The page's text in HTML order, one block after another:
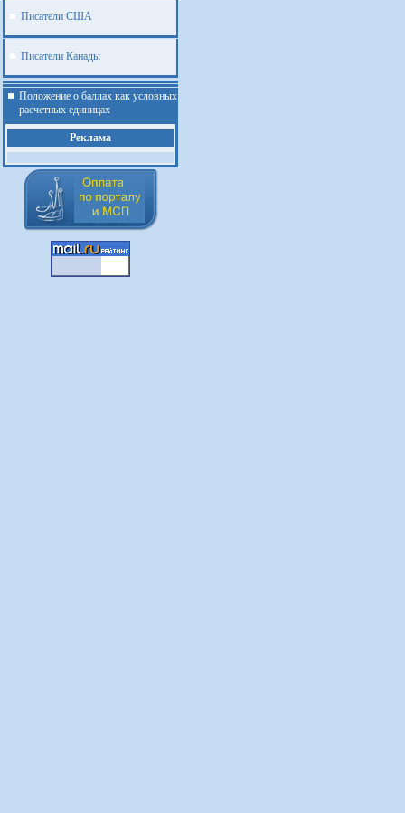
Писатели США
Писатели Канады
Положение о баллах как условных
расчетных единицах
Реклама